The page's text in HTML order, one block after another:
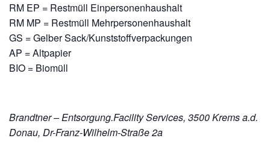
RM EP = Restmüll Einpersonenhaushalt
RM MP = Restmüll Mehrpersonenhaushalt
GS = Gelber Sack/Kunststoffverpackungen
AP = Altpapier
BIO = Biomüll
Brandtner – Entsorgung.Facility Services, 3500 Krems a.d.
Donau, Dr-Franz-Wilhelm-Straße 2a